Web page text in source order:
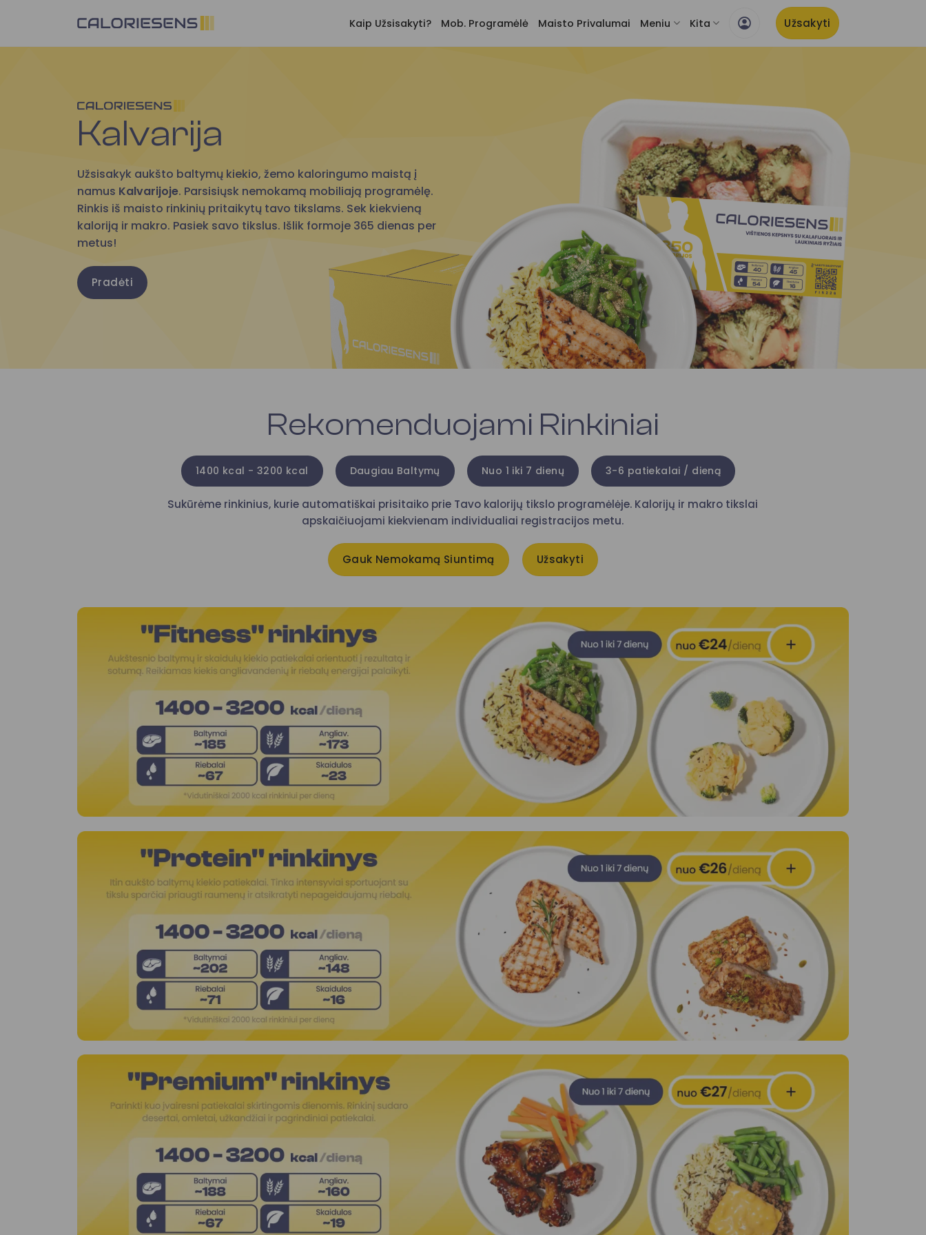
Kaip Užsisakyti? Mob. Programėlė Maisto Privalumai Meniu Kita Užsakyti
Kalvarija
Užsisakyk aukšto baltymų kiekio, žemo kaloringumo maistą į
namus Kalvarijoje. Parsisiųsk nemokamą mobiliają programėlę.
Rinkis iš maisto rinkinių pritaikytų tavo tikslams. Sek kiekvieną
kaloriją ir makro. Pasiek savo tikslus. Išlik formoje 365 dienas per
metus!
Pradėti
Rekomenduojami Rinkiniai
1400 kcal - 3200 kcal Daugiau Baltymų Nuo 1 iki 7 dienų 3-6 patiekalai / dieną
Sukūrėme rinkinius, kurie automatiškai prisitaiko prie Tavo kalorijų tikslo programėlėje. Kalorijų ir makro tikslai
apskaičiuojami kiekvienam individualiai registracijos metu.
Gauk Nemokamą Siuntimą Užsakyti